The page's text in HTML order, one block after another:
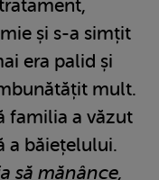
și s-a simțit
era palid și
mult.
familia a văzut
a băiețelului.
să mănânce,